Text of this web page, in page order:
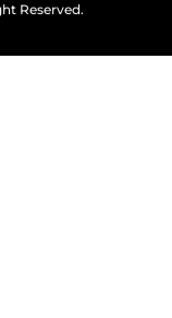
Reserved.